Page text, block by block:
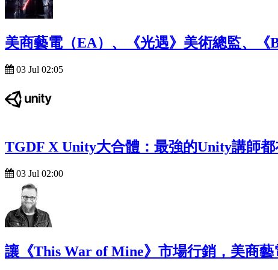
美商藝電（EA）、《光遇》美術總監、《
03 Jul 02:05
TGDF X Unity大合體：最強的Unity講師都
03 Jul 02:00
讓《This War of Mine》市場行銷，美商